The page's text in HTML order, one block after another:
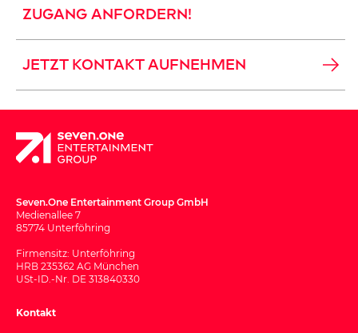
ZUGANG ANFORDERN!
JETZT KONTAKT AUFNEHMEN
Seven.One Entertainment Group GmbH
Medienallee 7
85774 Unterföhring
Firmensitz: Unterföhring
HRB 235362 AG München
USt-ID.-Nr. DE 313840330
Kontakt